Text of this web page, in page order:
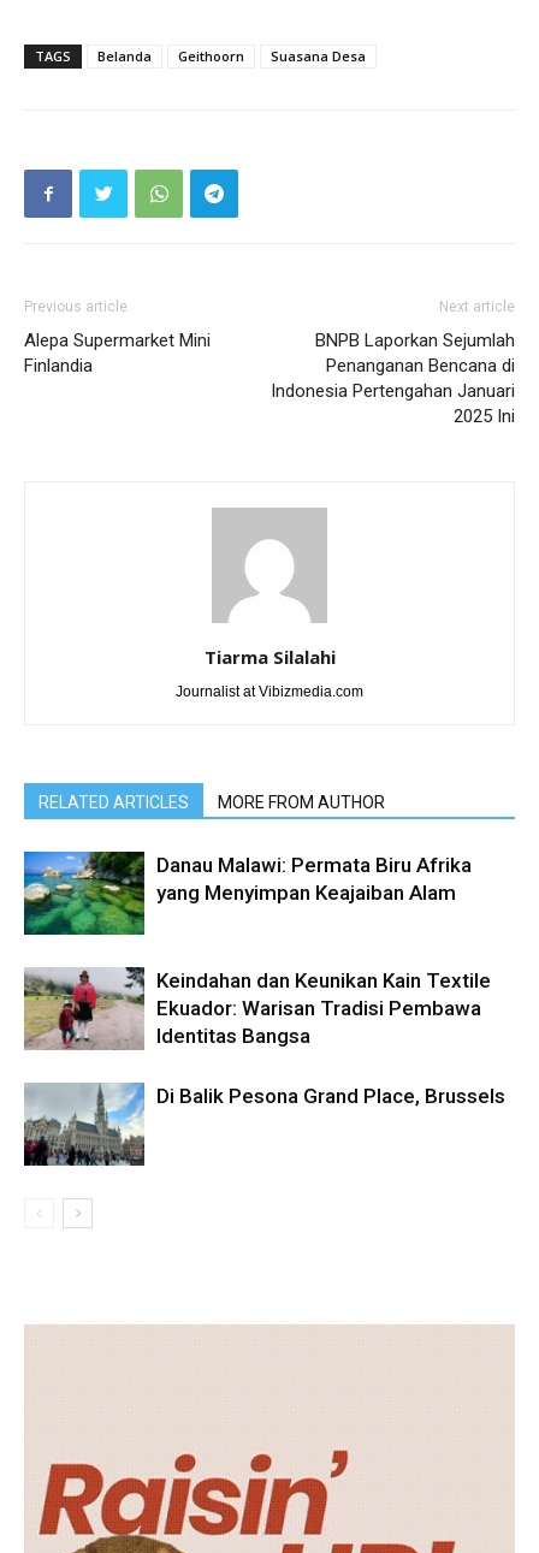
TAGS Belanda Geithoorn Suasana Desa
Previous article
Alepa Supermarket Mini
Finlandia
Next article
BNPB Laporkan Sejumlah
Penanganan Bencana di
Indonesia Pertengahan Januari
2025 Ini
Tiarma Silalahi
Journalist at Vibizmedia.com
RELATED ARTICLES MORE FROM AUTHOR
Danau Malawi: Permata Biru Afrika
yang Menyimpan Keajaiban Alam
Keindahan dan Keunikan Kain Textile
Ekuador: Warisan Tradisi Pembawa
Identitas Bangsa
Di Balik Pesona Grand Place, Brussels